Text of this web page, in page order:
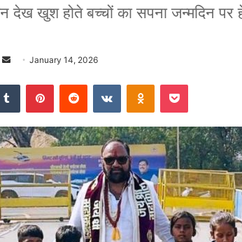
देख खुश होते बच्चों का सपना जन्मदिन पर
SendJanuary 14, 2026
Tumblr PinterestReddit VKontakteOdnoklassniki
Pocket